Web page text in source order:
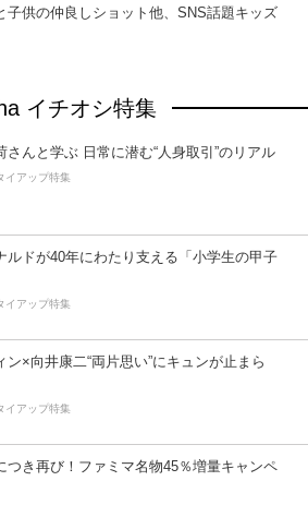
子供の仲良しショット他、SNS話題キッズ
イチオシ特集
さんと学ぶ 日常に潜む“人身取引”のリアル
イアップ特集
ルドが40年にわたり支える「小学生の甲子
イアップ特集
ン×向井康二“両片思い”にキュンが止まら
イアップ特集
つき再び！ファミマ名物45％増量キャンペ